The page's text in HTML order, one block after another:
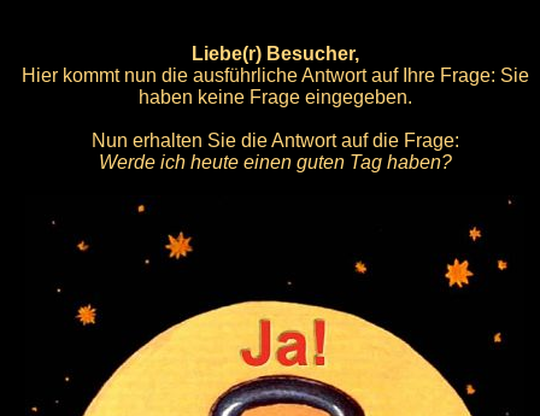
Liebe(r) Besucher,
Hier kommt nun die ausführliche Antwort auf Ihre Frage: Sie
haben keine Frage eingegeben.
Nun erhalten Sie die Antwort auf die Frage:
Werde ich heute einen guten Tag haben?